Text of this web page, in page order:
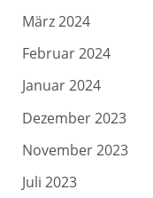
März 2024
Februar 2024
Januar 2024
Dezember 2023
November 2023
Juli 2023